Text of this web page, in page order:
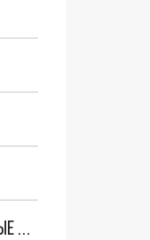
"ОЧЕНЬ ПЛОХИЕ НОВОСТИ": БОЛЬШАЯ ОШИБКА PALANTIR В РОССИИ. СТРАНЫ НАТО ВПЕРВЫЕ ЗА СВО ОСТАНОВИЛИ ПОСТАВКИ ОРУЖИЯ. ВСУ ТЕРЯЮТ ПРИГРАНИЧЬЕ?